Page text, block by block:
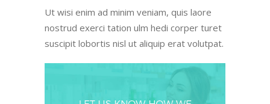
Ut wisi enim ad minim veniam, quis laore
nostrud exerci tation ulm hedi corper turet
suscipit lobortis nisl ut aliquip erat volutpat.